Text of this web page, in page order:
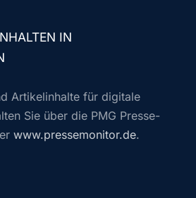
IN
Artikelinhalte für digitale
Sie über die PMG Presse-
www.pressemonitor.de.